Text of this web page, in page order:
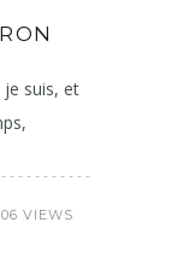
je suis, et
VIEWS